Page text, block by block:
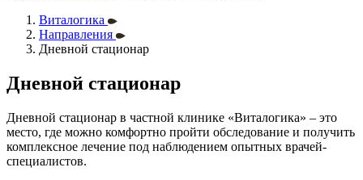
Виталогика
Направления
Дневной стационар
Дневной стационар
Дневной стационар в частной клинике «Виталогика» – это
место, где можно комфортно пройти обследование и получить
комплексное лечение под наблюдением опытных врачей-
специалистов.